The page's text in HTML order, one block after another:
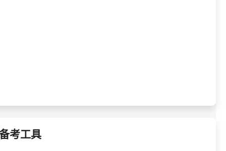
考工具